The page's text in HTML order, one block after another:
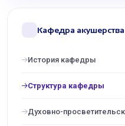
Кафедра
История кафедры
Структура кафедры
Духовно-